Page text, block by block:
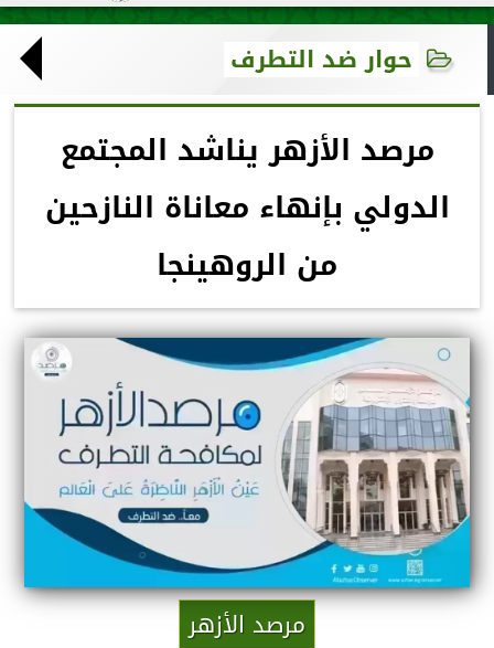
حوار ضد التطرف
مرصد الأزهر يناشد المجتمع
الدولي بإنهاء معاناة النازحين
من الروهينجا
مرصد الأزهر